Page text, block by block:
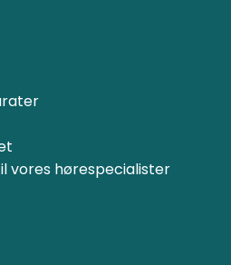
vores hørespecialister